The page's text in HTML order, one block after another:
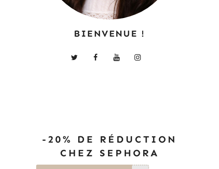
BIENVENUE !
-20% DE RÉDUCTION
CHEZ SEPHORA